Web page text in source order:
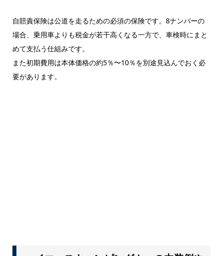
自賠責保険は公道を走るための必須の保険です。8ナンバーの
場合、乗用車よりも税金が若干高くなる一方で、車検時にまと
めて支払う仕組みです。
また初期費用は本体価格の約5％〜10％を別途見込んでおく必
要があります。